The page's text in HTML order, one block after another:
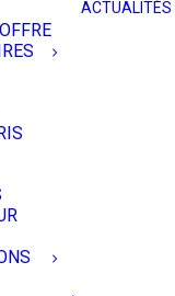
ACTUALITÉS